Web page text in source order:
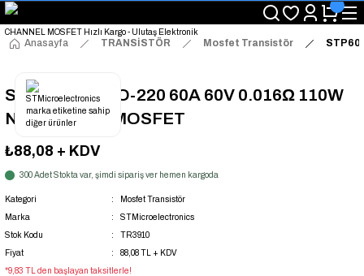
"Saat 14:00'a Kadar Verilen Siparişlerde Aynı Gün Kargo Avantajı!
"Binlerce Ürün Çeşitliliği ile Stoktan Hemen Teslim."
"Toptan Fiyatına Perakende Satış Avantajını Kaçırmayın!"
Anasayfa TRANSİSTÖR Mosfet Transistör
STP60NF06 TO-220 60A 60V 0.016Ω 110W
N-CHANNEL MOSFET
₺88,08 + KDV
300 Adet Stokta var, şimdi sipariş ver hemen kargoda
Kategori
Mosfet Transistör
Marka
STMicroelectronics
Stok Kodu
TR3910
Fiyat
88,08 TL + KDV
*9,83 TL den başlayan taksitlerle!